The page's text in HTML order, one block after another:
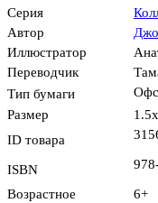
Серия
Автор
Иллюстратор
Переводчик
Тип бумаги
Размер
ID товара
ISBN
Возрастное
6+